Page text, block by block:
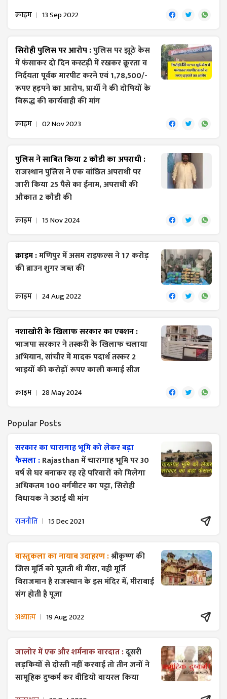
क्राइम 13 Sep 2022
सिरोही पुलिस पर आरोप :पुलिस पर झूठे केस
में फंसाकर दो दिन कस्टड़ी में रखकर क्रूरता व
निर्दयता पूर्वक मारपीट करने एवं 1,78,500/-
रूपए हड़पने का आरोप, प्रार्थी ने की दोषियों के
विरूद्ध की कार्यवाही की मांग
क्राइम 02 Nov 2023
पुलिस ने साबित किया 2 कौडी का अपराधी :
राजस्थान पुलिस ने एक वांछित अपराधी पर
जारी किया 25 पैसे का ईनाम, अपराधी की
औकात 2 कौडी की
क्राइम 15 Nov 2024
क्राइम :मणिपुर में असम राइफल्स ने 17 करोड़
की ब्राउन शुगर जब्त की
क्राइम 24 Aug 2022
नशाखोरी के खिलाफ सरकार का एक्शन :
भाजपा सरकार ने तस्करी के खिलाफ चलाया
अभियान, सांचौर में मादक पदार्थ तस्कर 2
भाइयों की करोड़ों रूपए काली कमाई सीज
क्राइम 28 May 2024
Popular Posts
सरकार का चारागाह भूमि को लेकर बड़ा
फैसला :Rajasthan में चारागाह भूमि पर 30
वर्ष से घर बनाकर रह रहे परिवारों को मिलेगा
अधिकतम 100 वर्गमीटर का पट्टा, सिरोही
विधायक ने उठाई थी मांग
राजनीति 15 Dec 2021
वास्तुकला का नायाब उदाहरण :श्रीकृष्ण की
जिस मूर्ति को पूजती थी मीरा, वही मूर्ति
विराजमान है राजस्थान के इस मंदिर में, मीराबाई
संग होती है पूजा
अध्यात्म 19 Aug 2022
जालोर में एक और शर्मनाक वारदात :दूसरी
लड़कियों से दोस्ती नहीं करवाई तो तीन जनों ने
सामूहिक दुष्कर्म कर वीडियो वायरल किया